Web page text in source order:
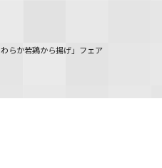
凍食品「や